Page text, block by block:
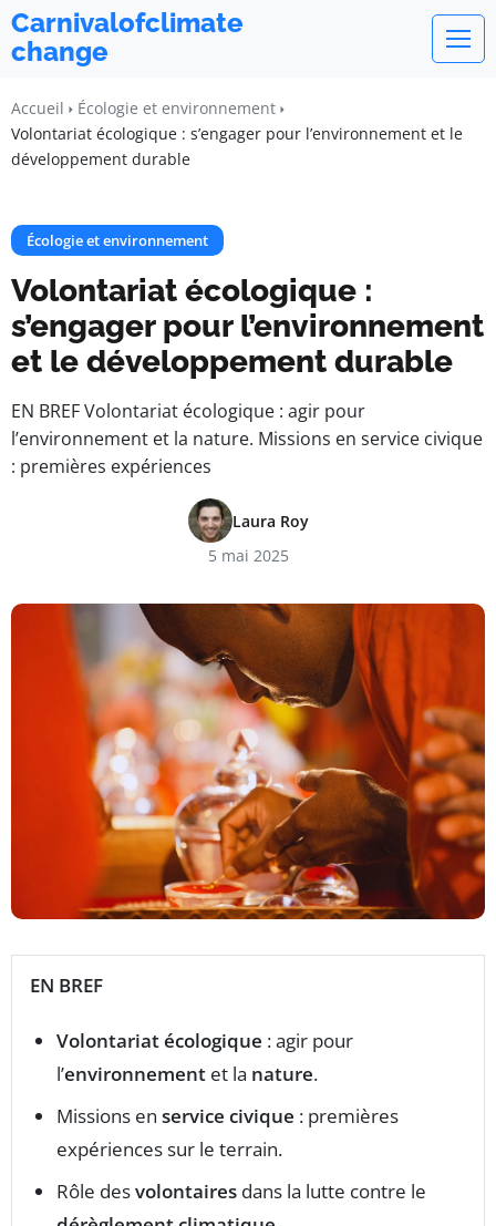
Carnivalofclimate
change
Accueil
Écologie et environnement
Volontariat écologique : s’engager pour l’environnement et le
développement durable
Écologie et environnement
Volontariat écologique :
s’engager pour l’environnement
et le développement durable
EN BREF Volontariat écologique : agir pour
l’environnement et la nature. Missions en service civique
: premières expériences
Laura Roy
5 mai 2025
EN BREF
Volontariat écologique : agir pour
l’environnement et la nature.
Missions en service civique : premières
expériences sur le terrain.
Rôle desvolontaires dans la lutte contre le